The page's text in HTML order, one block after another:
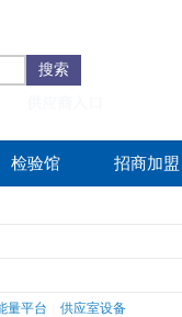
搜索
检验馆 招商加盟
量平台 供应室设备